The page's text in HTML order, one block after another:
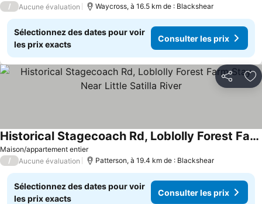
/ Aucune évaluation Waycross, à 16.5 km de : Blackshear
Sélectionnez des dates pour voir
les prix exacts
Consulter les prix
Partager
Maison/appartement entier
Historical Stagecoach Rd, Loblolly Forest Farm Stay Near Little Satilla River
/ Aucune évaluation Patterson, à 19.4 km de : Blackshear
Sélectionnez des dates pour voir
les prix exacts
Consulter les prix